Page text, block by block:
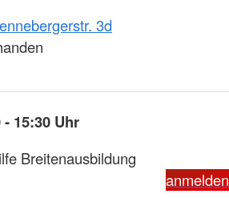
3d
- 15:30 Uhr
Breitenausbildung
anmelden